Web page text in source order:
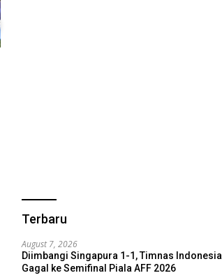
Terbaru
August 7, 2026
Diimbangi Singapura 1-1, Timnas Indonesia
Gagal ke Semifinal Piala AFF 2026